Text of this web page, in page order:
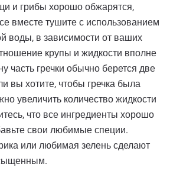
и грибы хорошо обжарятся,
вместе тушите с использованием
воды, в зависимости от ваших
крупы и жидкости вполне
часть гречки обычно берется две
вы хотите, чтобы гречка была
увеличить количество жидкости
что все ингредиенты хорошо
свои любимые специи.
или любимая зелень сделают